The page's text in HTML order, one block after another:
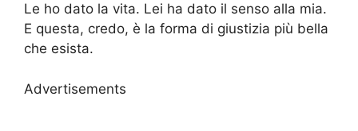
Le ho dato la vita. Lei ha dato il senso alla mia.
E questa, credo, è la forma di giustizia più bella
che esista.
Advertisements